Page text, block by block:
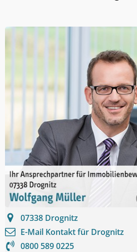
07338 Drognitz
E-Mail Kontakt für Drognitz
0800 589 0225